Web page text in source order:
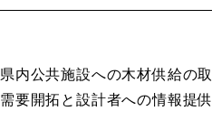
県内公共施設への木材供給の
需要開拓と設計者への情報提